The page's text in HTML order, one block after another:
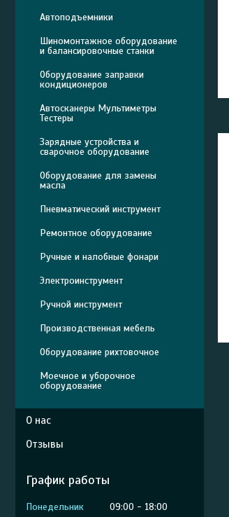
Автоподъемники
Шиномонтажное оборудование
и балансировочные станки
Оборудование заправки
кондиционеров
Автосканеры Мультиметры
Тестеры
Зарядные устройства и
сварочное оборудование
Оборудование для замены
масла
Пневматический инструмент
Ремонтное оборудование
Ручные и налобные фонари
Электроинструмент
Ручной инструмент
Производственная мебель
Оборудование рихтовочное
Моечное и уборочное
оборудование
О нас
Отзывы
График работы
Понедельник 09:00
18:00